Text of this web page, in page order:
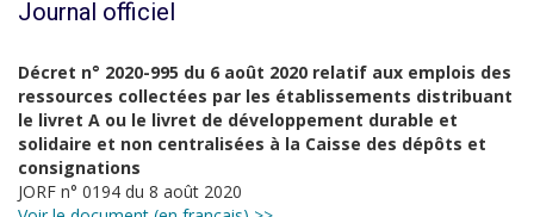
Journal officiel
Décret n° 2020-995 du 6 août 2020 relatif aux emplois des
ressources collectées par les établissements distribuant
le livret A ou le livret de développement durable et
solidaire et non centralisées à la Caisse des dépôts et
consignations
JORF n° 0194 du 8 août 2020